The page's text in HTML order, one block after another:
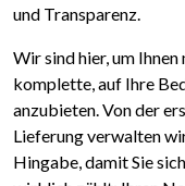
und Transparenz.
Wir sind hier, um Ihnen
komplette, auf Ihre
anzubieten. Von der
Lieferung verwalten
Hingabe, damit Sie